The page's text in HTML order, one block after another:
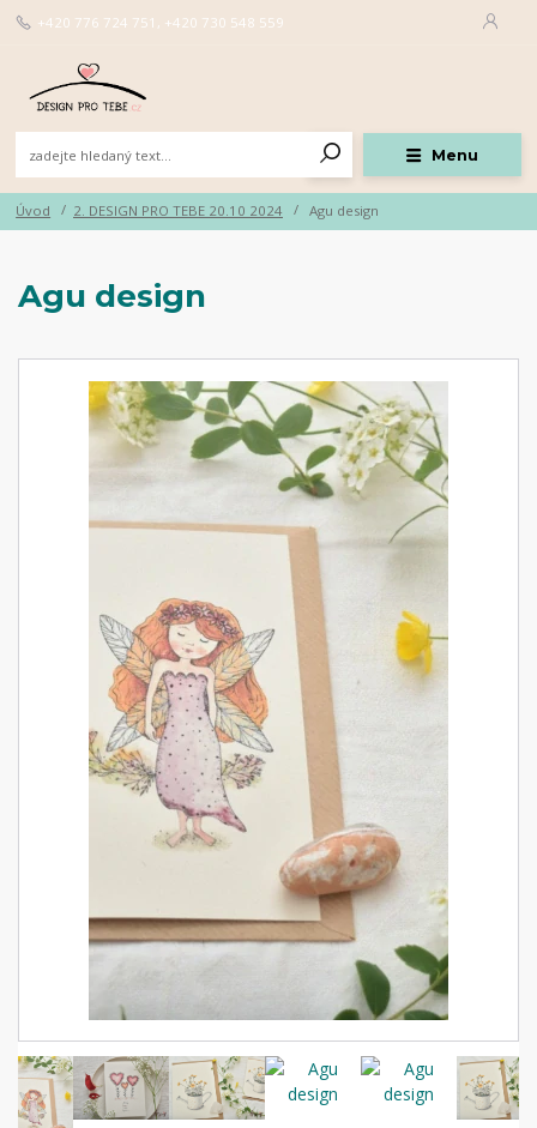
Menu
+420 776 724 751, +420 730 548 559
Úvod 2. DESIGN PRO TEBE 20.10 2024 Agu design
Agu design